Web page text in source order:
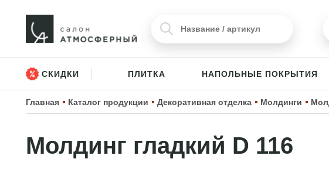
СКИДКИ ПЛИТКА НАПОЛЬНЫЕ ПОКРЫТИЯ
Главная Каталог продукции Декоративная отделка Молдинги
Молдинг гладкий D 116